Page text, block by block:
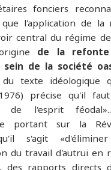
fonciers
l'application de la
central du régime
de la
sein de la société
texte idéologique
précise qu'il
de l'esprit
portant sur la
s'agit
du travail d'autrui en